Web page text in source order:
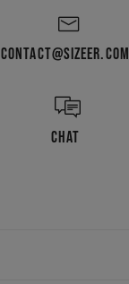
CONTACT@SIZEER.COM
CHAT